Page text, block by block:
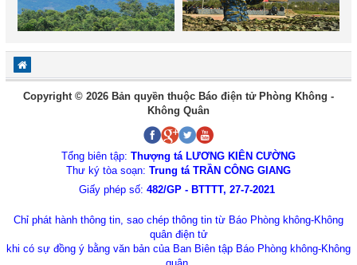
Copyright © 2026 Bản quyền thuộc Báo điện tử Phòng Không -
Không Quân
Tổng biên tập: Thượng tá LƯƠNG KIÊN CƯỜNG
Thư ký tòa soạn: Trung tá TRẦN CÔNG GIANG
Giấy phép số: 482/GP - BTTTT, 27-7-2021
Chỉ phát hành thông tin, sao chép thông tin từ Báo Phòng không-Không
quân điện tử
khi có sự đồng ý bằng văn bản của Ban Biên tập Báo Phòng không-Không